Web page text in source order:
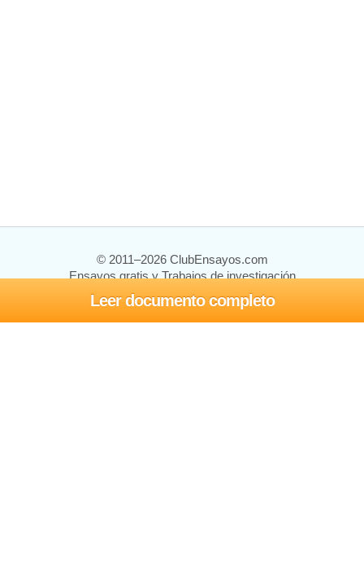
Leer documento completo
© 2011–2026 ClubEnsayos.com
Ensayos gratis y Trabajos de investigación